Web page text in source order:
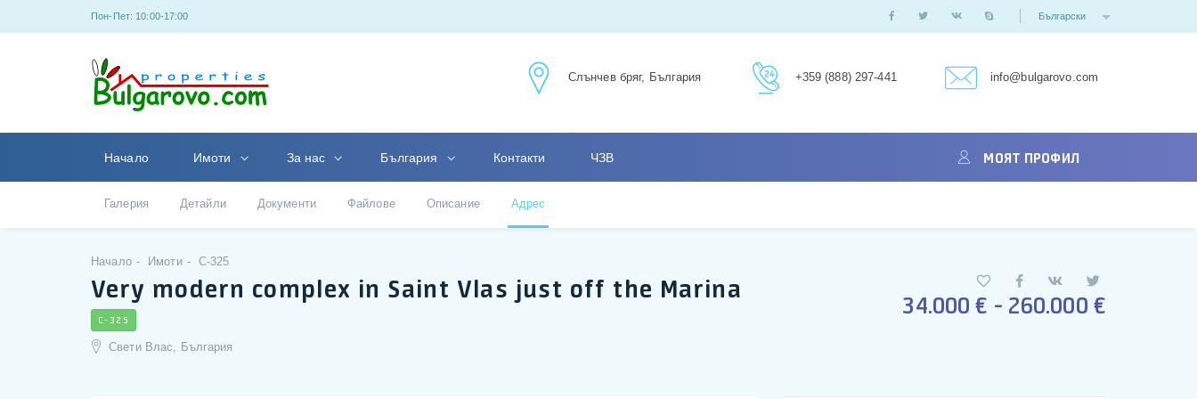
Пон-Пет: 10:00-17:00 Български
Слънчев бряг, България +359 (888) 297-441 info@bulgarovo.com
Начало Имоти За нас България Контакти ЧЗВ МОЯТ ПРОФИЛ
Галерия Детайли Документи Файлове Описание Адрес
Начало Имоти C-325
Very modern complex in Saint Vlas just off the Marina
C-325
Свети Влас, България
34.000 € - 260.000 €